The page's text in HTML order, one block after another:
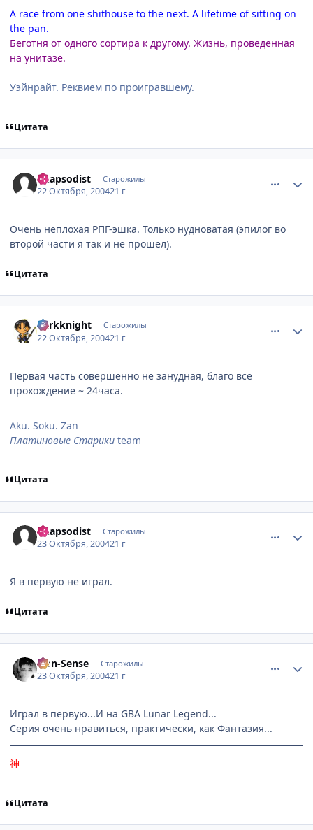
A race from one shithouse to the next. A lifetime of sitting on
the pan.
Беготня от одного сортира к другому. Жизнь, проведенная
на унитазе.
Уэйнрайт. Реквием по проигравшему.
Цитата
Rhapsodist Старожилы
22 Октября, 200421 г
Очень неплохая РПГ-эшка. Только нудноватая (эпилог во
второй части я так и не прошел).
Цитата
darkknight Старожилы
22 Октября, 200421 г
Первая часть совершенно не занудная, благо все
прохождение ~ 24часа.
Aku. Soku. Zan
Платиновые Старики team
Цитата
Rhapsodist Старожилы
23 Октября, 200421 г
Я в первую не играл.
Цитата
Non-Sense Старожилы
23 Октября, 200421 г
Играл в первую...И на GBA Lunar Legend...
Серия очень нравиться, практически, как Фантазия...
神
Цитата